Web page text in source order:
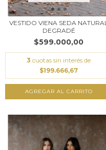
VESTIDO VIENA SEDA NATURAL
DEGRADÉ
$599.000,00
3 cuotas sin interés de
$199.666,67
AGREGAR AL CARRITO